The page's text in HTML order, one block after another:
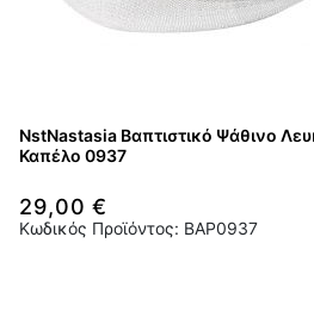
NstNastasia Βαπτιστικό Ψάθινο
Καπέλο 0937
29,00 €
Κωδικός Προϊόντος: BAP0937